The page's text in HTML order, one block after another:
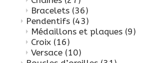
Bracelets (36)
Pendentifs (43)
Médaillons et plaques (9)
Croix (16)
Versace (10)